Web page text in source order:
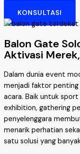
KONSULTASI
Balon Gate
Aktivasi
Dalam dunia event
menjadi faktor penting
acara. Baik untuk
exhibition, gathering
penyelenggara
menarik perhatian
satu solusi yang